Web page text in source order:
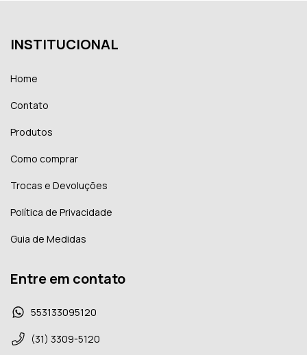
INSTITUCIONAL
Home
Contato
Produtos
Como comprar
Trocas e Devoluções
Política de Privacidade
Guia de Medidas
Entre em contato
553133095120
(31) 3309-5120